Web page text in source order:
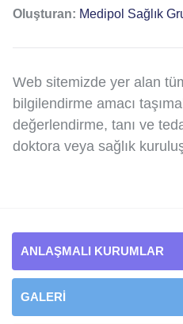
Oluşturan: Medipol Sağlık
Web sitemizde yer alan
bilgilendirme amacı
değerlendirme, tanı ve
doktora veya sağlık
ANLAŞMALI KURUMLAR
GALERİ